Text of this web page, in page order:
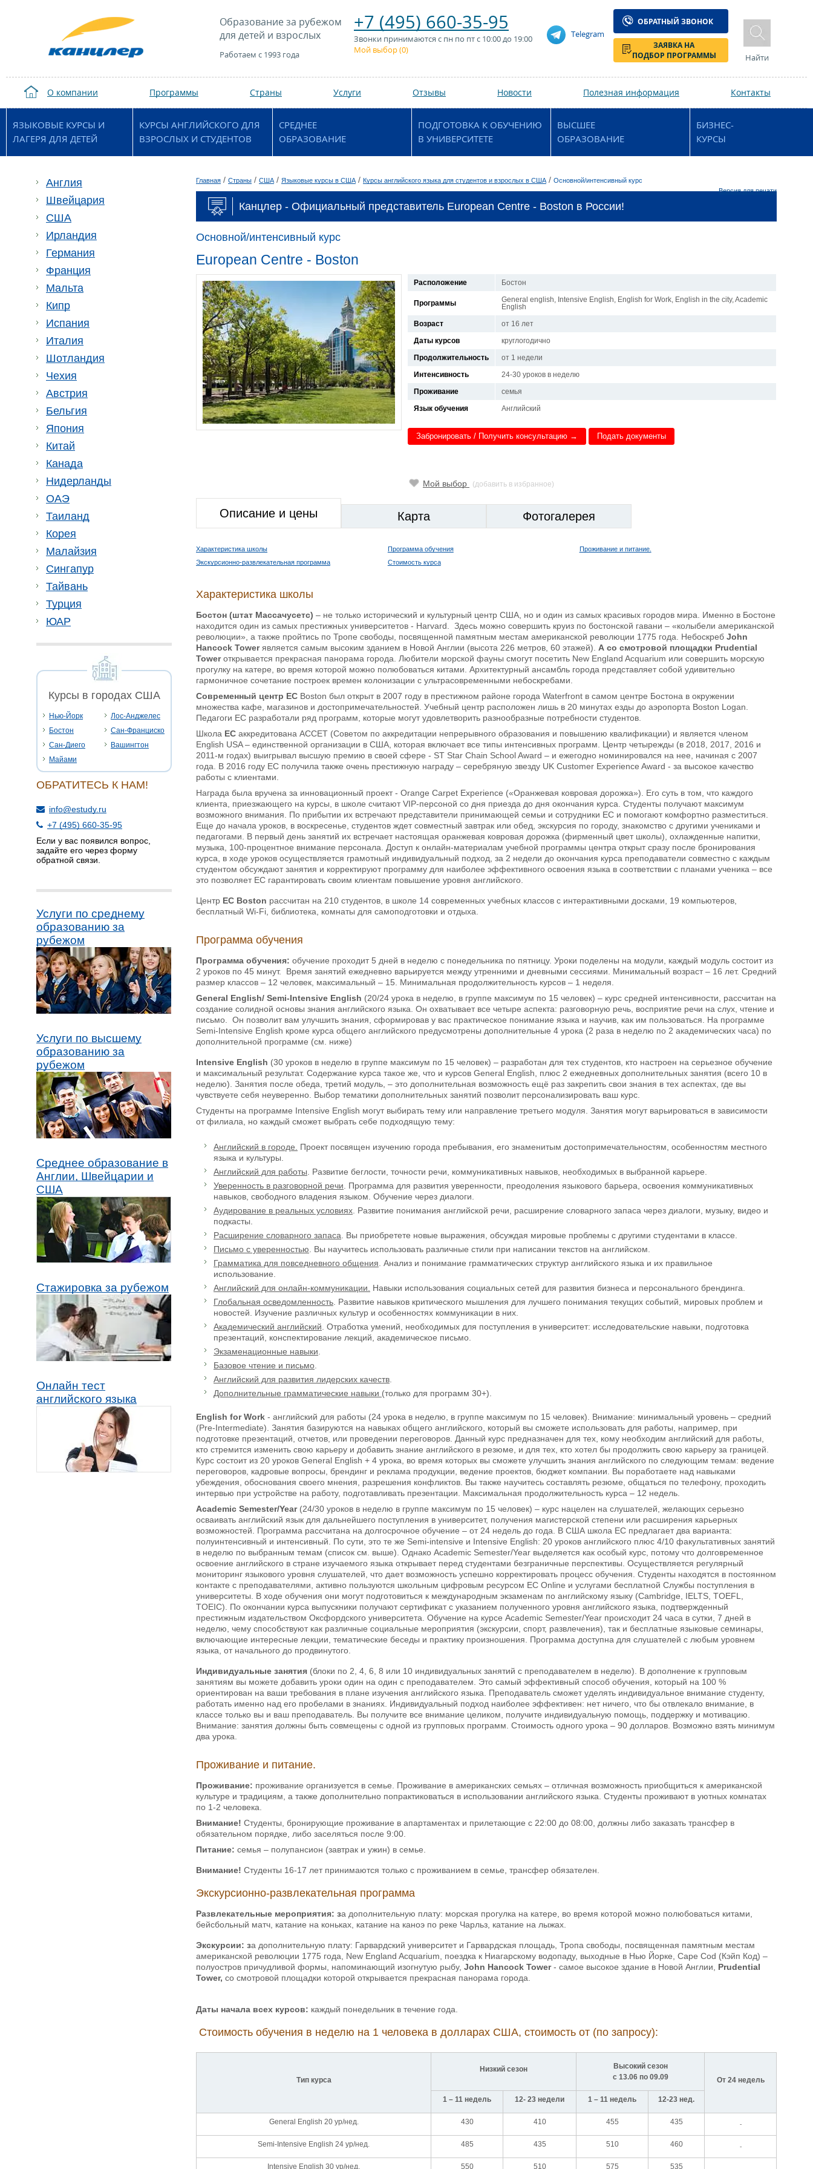
Образование за рубежом
для детей и взрослых
Работаем с 1993 года
+7 (495) 660-35-95
Звонки принимаются с пн по пт с 10:00 до 19:00
Мой выбор (0)
Telegram
ОБРАТНЫЙ ЗВОНОК
ЗАЯВКА НА
ПОДБОР ПРОГРАММЫ
Найти
О компании Программы Страны Услуги Отзывы Новости Полезная информация Контакты
ЯЗЫКОВЫЕ КУРСЫ И
ЛАГЕРЯ ДЛЯ ДЕТЕЙ
КУРСЫ АНГЛИЙСКОГО ДЛЯ
ВЗРОСЛЫХ И СТУДЕНТОВ
СРЕДНЕЕ
ОБРАЗОВАНИЕ
ПОДГОТОВКА К ОБУЧЕНИЮ
В УНИВЕРСИТЕТЕ
ВЫСШЕЕ
ОБРАЗОВАНИЕ
БИЗНЕС-
КУРСЫ
Англия
Швейцария
США
Ирландия
Германия
Франция
Мальта
Кипр
Испания
Италия
Шотландия
Чехия
Австрия
Бельгия
Япония
Китай
Канада
Нидерланды
ОАЭ
Таиланд
Корея
Малайзия
Сингапур
Тайвань
Турция
ЮАР
Курсы в городах США
Нью-Йорк
Лос-Анджелес
Бостон
Сан-Франциско
Сан-Диего
Вашингтон
Майами
ОБРАТИТЕСЬ К НАМ!
info@estudy.ru
+7 (495) 660-35-95
Если у вас появился вопрос,
задайте его через форму
обратной связи.
Услуги по среднему
образованию за
рубежом
Услуги по высшему
образованию за
рубежом
Среднее образование в
Англии, Швейцарии и
США
Стажировка за рубежом
Онлайн тест
английского языка
Главная / Страны / США / Языковые курсы в США / Курсы английского языка для студентов и взрослых в США / Основной/интенсивный курс
Версия для печати
Канцлер - Официальный представитель European Centre - Boston в России!
Основной/интенсивный курс
European Centre - Boston
Расположение Бостон
Программы
General english, Intensive English, English for Work, English in the city, Academic
English
Возраст
от 16 лет
Даты курсов
круглогодично
Продолжительность
от 1 недели
Интенсивность
24-30 уроков в неделю
Проживание
семья
Язык обучения
Английский
Забронировать / Получить консультацию → Подать документы
Мой выбор (добавить в избранное)
Описание и цены Карта Фотогалерея
Характеристика школы Программа обучения
Проживание и питание.
Экскурсионно-развлекательная программа
Стоимость курса
Характеристика школы
Бостон (штат Массачусетс) – не только исторический и культурный центр США, но и один из самых красивых городов мира. Именно в Бостоне
находится один из самых престижных университетов - Harvard. Здесь можно совершить круиз по бостонской гавани – «колыбели американской
революции», а также пройтись по Тропе свободы, посвященной памятным местам американской революции 1775 года. Небоскреб John
Hancock Towerявляется самым высоким зданием в Новой Англии (высота 226 метров, 60 этажей).
А со смотровой площадки Prudential
Tower открывается прекрасная панорама города. Любители морской фауны смогут посетить New England Acquarium или совершить морскую
прогулку на катере, во время которой можно полюбоваться китами. Архитектурный ансамбль города представляет собой удивительно
гармоничное сочетание построек времен колонизации с ультрасовременными небоскребами.
Современный центр ЕС Boston был открыт в 2007 году в престижном районе города Waterfront в самом центре Бостона в окружении
множества кафе, магазинов и достопримечательностей. Учебный центр расположен лишь в 20 минутах езды до аэропорта Boston Logan.
Педагоги ЕС разработали ряд программ, которые могут удовлетворить разнообразные потребности студентов.
Школа ЕС аккредитована ACCET (Советом по аккредитации непрерывного образования и повышению квалификации) и является членом
English USA – единственной организации в США, которая включает все типы интенсивных программ. Центр четырежды (в 2018, 2017, 2016 и
2011-м годах) выигрывал высшую премию в своей сфере - ST Star Chain School Award – и ежегодно номинировался на нее, начиная с 2007
года. В 2016 году EC получила также очень престижную награду – серебряную звезду UK Customer Experience Award - за высокое качество
работы с клиентами.
Награда была вручена за инновационный проект - Orange Carpet Experience («Оранжевая ковровая дорожка»). Его суть в том, что каждого
клиента, приезжающего на курсы, в школе считают VIP-персоной со дня приезда до дня окончания курса. Студенты получают максимум
возможного внимания. По прибытии их встречают представители принимающей семьи и сотрудники EC и помогают комфортно разместиться.
Еще до начала уроков, в воскресенье, студентов ждет совместный завтрак или обед, экскурсия по городу, знакомство с другими учениками и
педагогами. В первый день занятий их встречает настоящая оранжевая ковровая дорожка (фирменный цвет школы), охлажденные напитки,
музыка, 100-процентное внимание персонала. Доступ к онлайн-материалам учебной программы центра открыт сразу после бронирования
курса, в ходе уроков осуществляется грамотный индивидуальный подход, за 2 недели до окончания курса преподаватели совместно с каждым
студентом обсуждают занятия и корректируют программу для наиболее эффективного освоения языка в соответствии с планами ученика – все
это позволяет ЕС гарантировать своим клиентам повышение уровня английского.
Центр EC Boston рассчитан на 210 студентов, в школе 14 современных учебных классов с интерактивными досками, 19 компьютеров,
бесплатный Wi-Fi, библиотека, комнаты для самоподготовки и отдыха.
Программа обучения
Программа обучения: обучение проходит 5 дней в неделю с понедельника по пятницу. Уроки поделены на модули, каждый модуль состоит из
2 уроков по 45 минут. Время занятий ежедневно варьируется между утренними и дневными сессиями. Минимальный возраст – 16 лет. Средний
размер классов – 12 человек, максимальный – 15. Минимальная продолжительность курсов – 1 неделя.
General English/ Semi-Intensive English (20/24 урока в неделю, в группе максимум по 15 человек) – курс средней интенсивности, рассчитан на
создание солидной основы знания английского языка. Он охватывает все четыре аспекта: разговорную речь, восприятие речи на слух, чтение и
письмо. Он позволит вам улучшить знания, сформировав у вас практическое понимание языка и научив, как им пользоваться. На программе
Semi-Intensive English кроме курса общего английского предусмотрены дополнительные 4 урока (2 раза в неделю по 2 академических часа) по
дополнительной программе (см. ниже)
Intensive English (30 уроков в неделю в группе максимум по 15 человек) – разработан для тех студентов, кто настроен на серьезное обучение
и максимальный результат. Содержание курса такое же, что и курсов General English, плюс 2 ежедневных дополнительных занятия (всего 10 в
неделю). Занятия после обеда, третий модуль, – это дополнительная возможность ещё раз закрепить свои знания в тех аспектах, где вы
чувствуете себя неуверенно. Выбор тематики дополнительных занятий позволит персонализировать ваш курс.
Студенты на программе Intensive English могут выбирать тему или направление третьего модуля. Занятия могут варьироваться в зависимости
от филиала, но каждый сможет выбрать себе подходящую тему:
Английский в городе.
Проект посвящен изучению города пребывания, его знаменитым достопримечательностям, особенностям местного
языка и культуры.
Английский для работы . Развитие беглости, точности речи, коммуникативных навыков, необходимых в выбранной карьере.
Уверенность в разговорной речи . Программа для развития уверенности, преодоления языкового барьера, освоения коммуникативных
навыков, свободного владения языком. Обучение через диалоги.
Аудирование в реальных условиях . Развитие понимания английской речи, расширение словарного запаса через диалоги, музыку, видео и
подкасты.
Расширение словарного запаса . Вы приобретете новые выражения, обсуждая мировые проблемы с другими студентами в классе.
Письмо с уверенностью . Вы научитесь использовать различные стили при написании текстов на английском.
Грамматика для повседневного общения . Анализ и понимание грамматических структур английского языка и их правильное
использование.
Английский для онлайн-коммуникации.
Навыки использования социальных сетей для развития бизнеса и персонального брендинга.
Глобальная осведомленность . Развитие навыков критического мышления для лучшего понимания текущих событий, мировых проблем и
новостей. Изучение различных культур и особенностях коммуникации в них.
Академический английский . Отработка умений, необходимых для поступления в университет: исследовательские навыки, подготовка
презентаций, конспектирование лекций, академическое письмо.
Экзаменационные навыки
Базовое чтение и письмо
Английский для развития лидерских качеств
Дополнительные грамматические навыки (только для программ 30+).
English for Work - aнглийский для работы (24 урока в неделю, в группе максимум по 15 человек). Внимание: минимальный уровень – средний
(Pre-Intermediate). Занятия базируются на навыках общего английского, который вы сможете использовать для работы, например, при
подготовке презентаций, отчетов, или проведении переговоров. Данный курс предназначен для тех, кому необходим английский для работы,
кто стремится изменить свою карьеру и добавить знание английского в резюме, и для тех, кто хотел бы продолжить свою карьеру за границей.
Курс состоит из 20 уроков General English + 4 урока, во время которых вы сможете улучшить знания английского по следующим темам: ведение
переговоров, кадровые вопросы, брендинг и реклама продукции, ведение проектов, бюджет компании. Вы поработаете над навыками
убеждения, обоснования своего мнения, разрешения конфликтов. Вы также научитесь составлять резюме, общаться по телефону, проходить
интервью при устройстве на работу, подготавливать презентации. Максимальная продолжительность курса – 12 недель.
Academic Semester/Year (24/30 уроков в неделю в группе максимум по 15 человек) – курс нацелен на слушателей, желающих серьезно
осваивать английский язык для дальнейшего поступления в университет, получения магистерской степени или расширения карьерных
возможностей. Программа рассчитана на долгосрочное обучение – от 24 недель до года. В США школа ЕС предлагает два варианта:
полуинтенсивный и интенсивный. По сути, это те же Semi-intensive и Intensive English: 20 уроков английского плюс 4/10 факультативных занятий
в неделю по выбранным темам (список см. выше). Однако Academic Semester/Year выделяется как особый курс, потому что долговременное
освоение английского в стране изучаемого языка открывает перед студентами безграничные перспективы. Осуществляется регулярный
мониторинг языкового уровня слушателей, что дает возможность успешно корректировать процесс обучения. Студенты находятся в постоянном
контакте с преподавателями, активно пользуются школьным цифровым ресурсом EC Online и услугами бесплатной Службы поступления в
университеты. В ходе обучения они могут подготовиться к международным экзаменам по английскому языку (Cambridge, IELTS, TOEFL,
TOEIC). По окончании курса выпускники получают сертификат с указанием полученного уровня английского языка, подтвержденный
престижным издательством Оксфордского университета. Обучение на курсе Academic Semester/Year происходит 24 часа в сутки, 7 дней в
неделю, чему способствуют как различные социальные мероприятия (экскурсии, спорт, развлечения), так и бесплатные языковые семинары,
включающие интересные лекции, тематические беседы и практику произношения. Программа доступна для слушателей с любым уровнем
языка, от начального до продвинутого.
Индивидуальные занятия (блоки по 2, 4, 6, 8 или 10 индивидуальных занятий с преподавателем в неделю). В дополнение к групповым
занятиям вы можете добавить уроки один на один с преподавателем. Это самый эффективный способ обучения, который на 100 %
ориентирован на ваши требования в плане изучения английского языка. Преподаватель сможет уделять индивидуальное внимание студенту,
работать именно над его пробелами в знаниях. Индивидуальный подход наиболее эффективен: нет ничего, что бы отвлекало внимание, в
классе только вы и ваш преподаватель. Вы получите все внимание целиком, получите индивидуальную помощь, поддержку и мотивацию.
Внимание: занятия должны быть совмещены с одной из групповых программ. Стоимость одного урока – 90 долларов. Возможно взять минимум
два урока.
Проживание и питание.
Проживание: проживание организуется в семье. Проживание в американских семьях – отличная возможность приобщиться к американской
культуре и традициям, а также дополнительно попрактиковаться в использовании английского языка. Студенты проживают в уютных комнатах
по 1-2 человека.
Внимание! Студенты, бронирующие проживание в апартаментах и прилетающие с 22:00 до 08:00, должны либо заказать трансфер в
обязательном порядке, либо заселяться после 9:00.
Питание: семья – полупансион (завтрак и ужин) в семье.
Внимание! Студенты 16-17 лет принимаются только с проживанием в семье, трансфер обязателен.
Экскурсионно-развлекательная программа
Развлекательные мероприятия: за дополнительную плату: морская прогулка на катере, во время которой можно полюбоваться китами,
бейсбольный матч, катание на коньках, катание на каноэ по реке Чарльз, катание на лыжах.
Экскурсии: за дополнительную плату: Гарвардский университет и Гарвардская площадь, Тропа свободы, посвященная памятным местам
американской революции 1775 года, New England Acquarium, поездка к Ниагарскому водопаду, выходные в Нью Йорке, Cape Cod (Кэйп Код) –
полуостров причудливой формы, напоминающий изогнутую рыбу, John Hancock Tower- самое высокое здание в Новой Англии, Prudential
Tower, со смотровой площадки которой открывается прекрасная панорама города.
Даты начала всех курсов: каждый понедельник в течение года.
Стоимость обучения в неделю на 1 человека в долларах США, стоимость от (по запросу):
Тип курса
Низкий сезон
Высокий сезон
с 13.06 по 09.09
От 24 недель
1 – 11 недель 12- 23 недели 1 – 11 недель 12-23 нед.
General English 20 ур/нед. 430 410 455 435 -
Semi-Intensive English 24 ур/нед. 485 435 510 460 -
Intensive English 30 ур/нед. 550 510 575 535